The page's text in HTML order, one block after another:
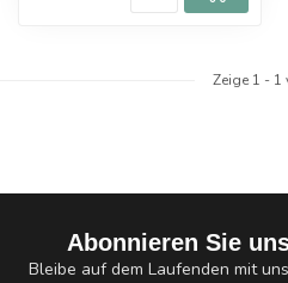
Zeige 1 - 1
Abonnieren Sie
Bleibe auf dem Laufenden mit